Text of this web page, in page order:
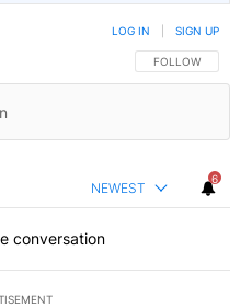
FOLLOW THIS
FOLLOW
LOG IN SIGN UP
NEWEST
6
conversation